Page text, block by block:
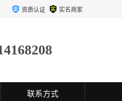
资质认证 实名商家
联系方式